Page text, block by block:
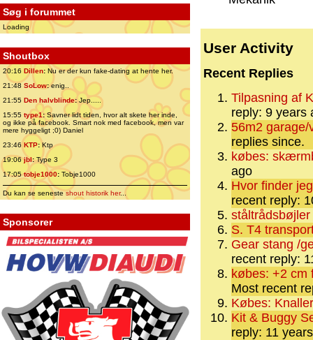
Søg i forummet
Loading
Shoutbox
20:16 Dillen: Nu er der kun fake-dating at hente her.
21:48 SoLow:enig..
21:55 Den halvblinde:Jep.....
15:55 type1:Savner lidt tiden, hvor alt skete her inde,
og ikke på facebook. Smart nok med facebook, men var
mere hyggeligt ;0) Daniel
23:46 KTP:Ktp
19:06jbl:Type 3
17:05tobje1000: Tobje1000
Du kan se senesteshout historik her...
Sponsorer
User Activity
Recent Replies
Tilpasning af
reply: 9 years
56m2
replies since.
købes:
ago
Hvor finder
recent reply:
S. T4
Gear stang /
recent reply:
købes: +2 cm
Most recent
Købes:
Kit & Buggy
reply: 11